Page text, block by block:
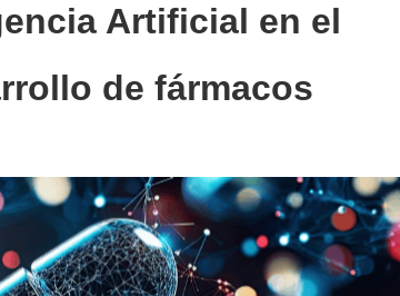
Artificial en el
de fármacos